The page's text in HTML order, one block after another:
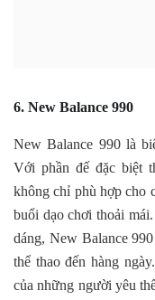
6. New Balance 990
New Balance 990 là
Với phần đế đặc biệt
không chỉ phù hợp cho
buổi dạo chơi thoải
dáng, New Balance
thể thao đến hàng
của những người yêu